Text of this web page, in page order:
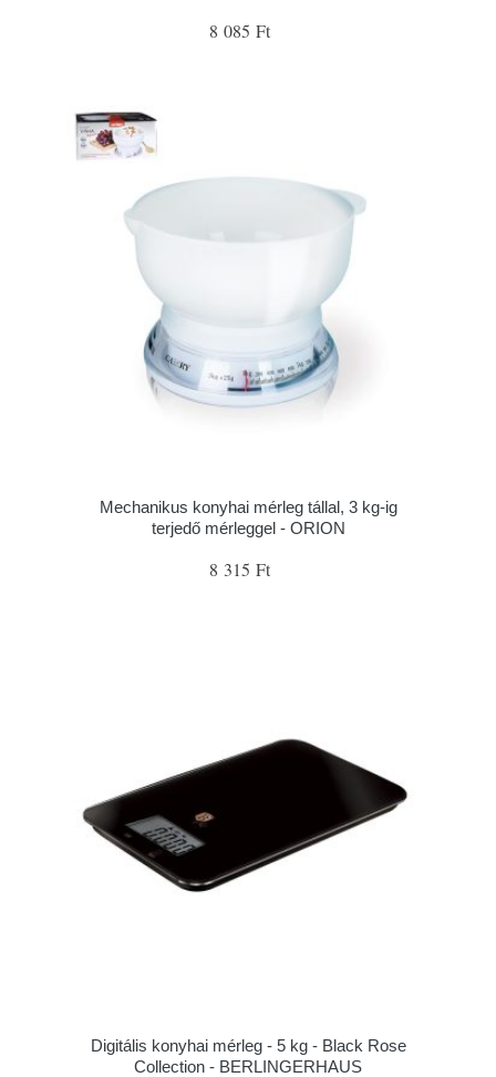
8 085 Ft
Mechanikus konyhai mérleg tállal, 3 kg-ig
terjedő mérleggel - ORION
8 315 Ft
Digitális konyhai mérleg - 5 kg - Black Rose
Collection - BERLINGERHAUS